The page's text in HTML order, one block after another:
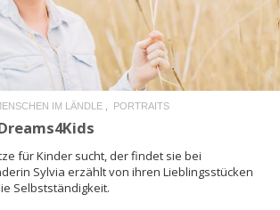
IM LÄNDLE PORTRAITS
für Kinder sucht, der findet sie bei
Sylvia erzählt von ihren Lieblingsstücken
Selbstständigkeit.